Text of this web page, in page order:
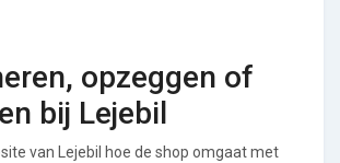
opzeggen of
bij Lejebil
van Lejebil hoe de shop omgaat met